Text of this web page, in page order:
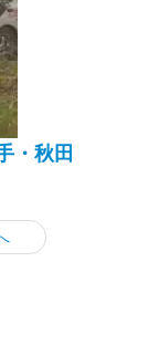
・秋田